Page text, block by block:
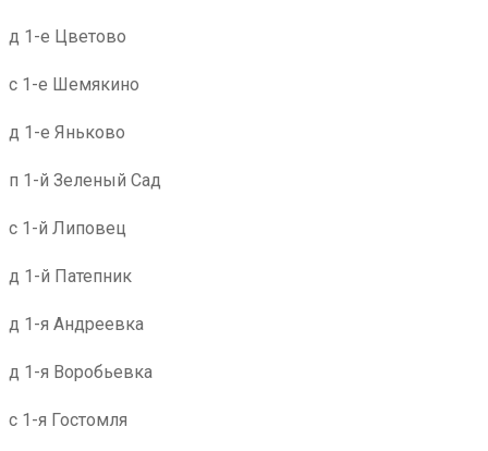
д 1-е Цветово
с 1-е Шемякино
д 1-е Яньково
п 1-й Зеленый Сад
с 1-й Липовец
д 1-й Патепник
д 1-я Андреевка
д 1-я Воробьевка
с 1-я Гостомля